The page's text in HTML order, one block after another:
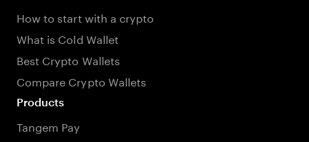
How to start with a crypto
What is Cold Wallet
Best Crypto Wallets
Compare Crypto Wallets
Products
Tangem Pay